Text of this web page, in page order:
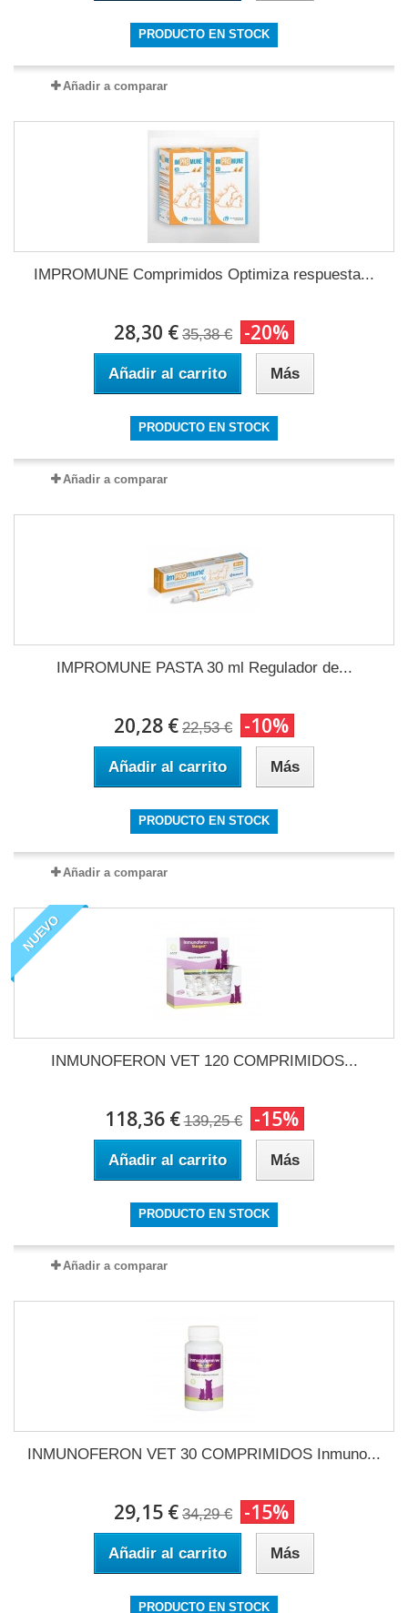
PRODUCTO EN STOCK
Añadir a comparar
IMPROMUNE Comprimidos Optimiza respuesta...
28,30 € 35,38 € -20%
Añadir al carrito Más
PRODUCTO EN STOCK
Añadir a comparar
IMPROMUNE PASTA 30 ml Regulador de...
20,28 € 22,53 € -10%
Añadir al carrito Más
PRODUCTO EN STOCK
Añadir a comparar
NUEVO
INMUNOFERON VET 120 COMPRIMIDOS...
118,36 € 139,25 € -15%
Añadir al carrito Más
PRODUCTO EN STOCK
Añadir a comparar
INMUNOFERON VET 30 COMPRIMIDOS Inmuno...
29,15 € 34,29 € -15%
Añadir al carrito Más
PRODUCTO EN STOCK